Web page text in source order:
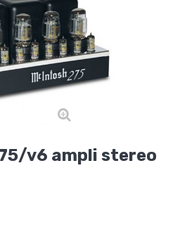
v6 ampli stereo